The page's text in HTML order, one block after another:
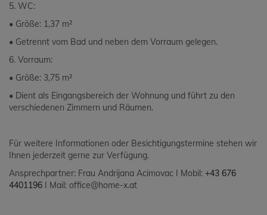
5. WC:
• Größe: 1,37 m²
• Getrennt vom Bad und neben dem Vorraum gelegen.
6. Vorraum:
• Größe: 3,75 m²
• Dient als Eingangsbereich der Wohnung und führt zu den
verschiedenen Zimmern und Räumen.
Für weitere Informationen oder Besichtigungstermine stehen wir
Ihnen jederzeit gerne zur Verfügung.
Ansprechpartner: Frau Andrijana Acimovac I Mobil: +43 676
4401196 I Mail: office@home-x.at